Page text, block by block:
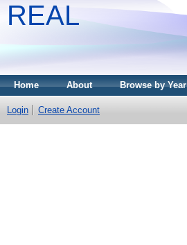
REAL
Home About Browse by Year
Login Create Account